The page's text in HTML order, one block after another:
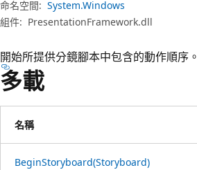
命名空間: System.Windows
組件: PresentationFramework.dll
開始所提供分鏡腳本中包含的動作順序。
多載
名稱
BeginStoryboard(Storyboard)